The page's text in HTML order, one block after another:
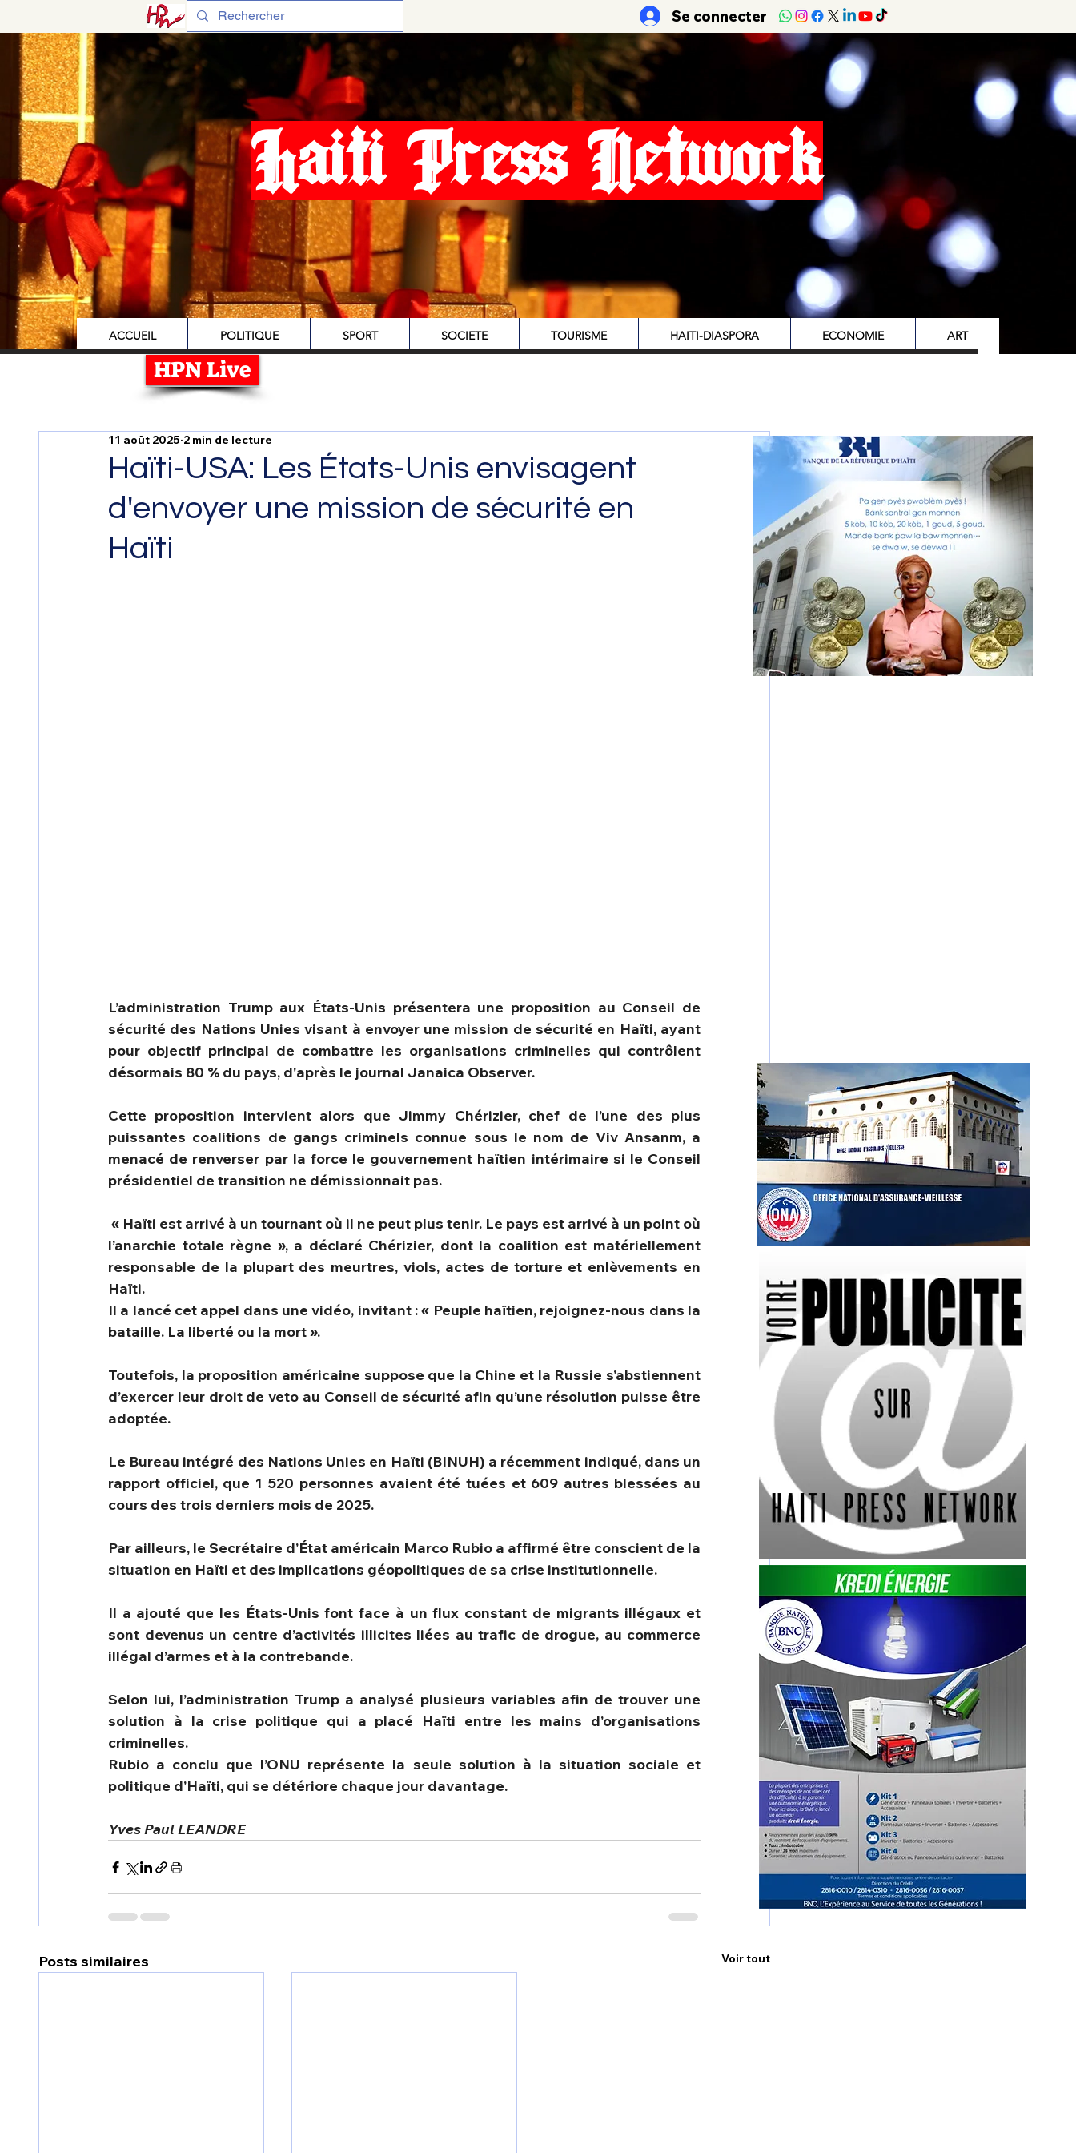
Se connecter
Haiti Press Network
ACCUEIL POLITIQUE SPORT SOCIETE TOURISME HAITI-DIASPORA ECONOMIE ART
HPN Live
Haïti-USA: Les États-Unis envisagent
d'envoyer une mission de sécurité en
Haïti
11 août 2025 2 min de lecture
L’administration Trump aux États-Unis présentera une proposition au Conseil de
sécurité des Nations Unies visant à envoyer une mission de sécurité en Haïti, ayant
pour objectif principal de combattre les organisations criminelles qui contrôlent
désormais 80 % du pays, d'après le journal Janaica Observer.
Cette proposition intervient alors que Jimmy Chérizier, chef de l’une des plus
puissantes coalitions de gangs criminels connue sous le nom de Viv Ansanm, a
menacé de renverser par la force le gouvernement haïtien intérimaire si le Conseil
présidentiel de transition ne démissionnait pas.
« Haïti est arrivé à un tournant où il ne peut plus tenir. Le pays est arrivé à un point où
l’anarchie totale règne », a déclaré Chérizier, dont la coalition est matériellement
responsable de la plupart des meurtres, viols, actes de torture et enlèvements en
Haïti.
Il a lancé cet appel dans une vidéo, invitant : « Peuple haïtien, rejoignez-nous dans la
bataille. La liberté ou la mort ».
Toutefois, la proposition américaine suppose que la Chine et la Russie s’abstiennent
d’exercer leur droit de veto au Conseil de sécurité afin qu’une résolution puisse être
adoptée.
Le Bureau intégré des Nations Unies en Haïti (BINUH) a récemment indiqué, dans un
rapport officiel, que 1 520 personnes avaient été tuées et 609 autres blessées au
cours des trois derniers mois de 2025.
Par ailleurs, le Secrétaire d’État américain Marco Rubio a affirmé être conscient de la
situation en Haïti et des implications géopolitiques de sa crise institutionnelle.
Il a ajouté que les États-Unis font face à un flux constant de migrants illégaux et
sont devenus un centre d’activités illicites liées au trafic de drogue, au commerce
illégal d’armes et à la contrebande.
Selon lui, l’administration Trump a analysé plusieurs variables afin de trouver une
solution à la crise politique qui a placé Haïti entre les mains d’organisations
criminelles.
Rubio a conclu que l’ONU représente la seule solution à la situation sociale et
politique d’Haïti, qui se détériore chaque jour davantage.
Yves Paul LEANDRE
Posts similaires Voir tout